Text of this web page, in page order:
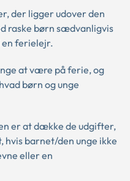
der ligger udover den
raske børn sædvanligvis
en ferielejr.
at være på ferie, og
børn og unge
er at dække de udgifter,
hvis barnet/den unge ikke
eller en